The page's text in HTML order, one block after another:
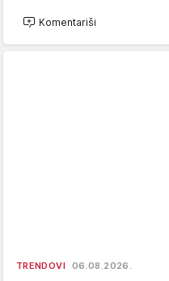
Komentariši
TRENDOVI 06.08.2026.